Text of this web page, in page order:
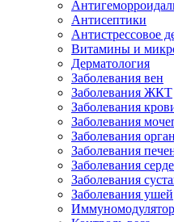
Антисептики
Антистрессовое
Витамины и
Дерматология
Заболевания вен
Заболевания ЖКТ
Заболевания
Заболевания
Заболевания
Заболевания
Заболевания
Заболевания
Заболевания ушей